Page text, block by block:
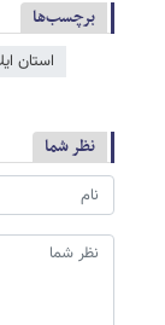
برچسب‌ها
استان
نظر شما